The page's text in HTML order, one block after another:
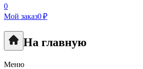
0
Мой заказ0 ₽
На главную
Меню